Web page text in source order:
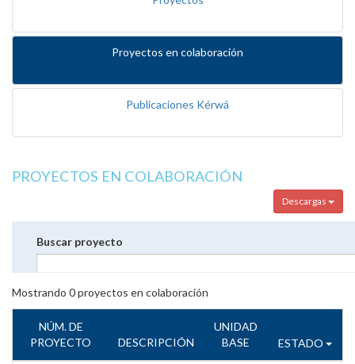
Proyectos en colaboración
Publicaciones Kérwá
PROYECTOS EN COLABORACIÓN
Descargas
Buscar proyecto
Mostrando 0proyectos en colaboración
NÚM. DE
PROYECTO
DESCRIPCIÓN
UNIDAD
BASE
ESTADO